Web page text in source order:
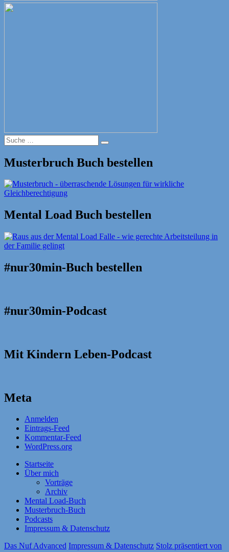
Suche
nach:
Suche
Musterbruch Buch bestellen
Mental Load Buch bestellen
#nur30min-Buch bestellen
#nur30min-Podcast
Mit Kindern Leben-Podcast
Meta
Anmelden
Eintrags-Feed
Kommentar-Feed
WordPress.org
Startseite
Über mich
Vorträge
Archiv
Mental Load-Buch
Musterbruch-Buch
Podcasts
Impressum & Datenschutz
Das Nuf Advanced Impressum & Datenschutz Stolz präsentiert von